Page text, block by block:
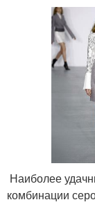
Наиболее
комбинации